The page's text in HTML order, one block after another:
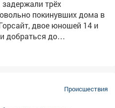
заключил контракт
и погиб, его дело
трёх
покинувших дома в
добраться до
маршрут.
после того, как
в городе Юрге.
школьники попытались
Происшествия